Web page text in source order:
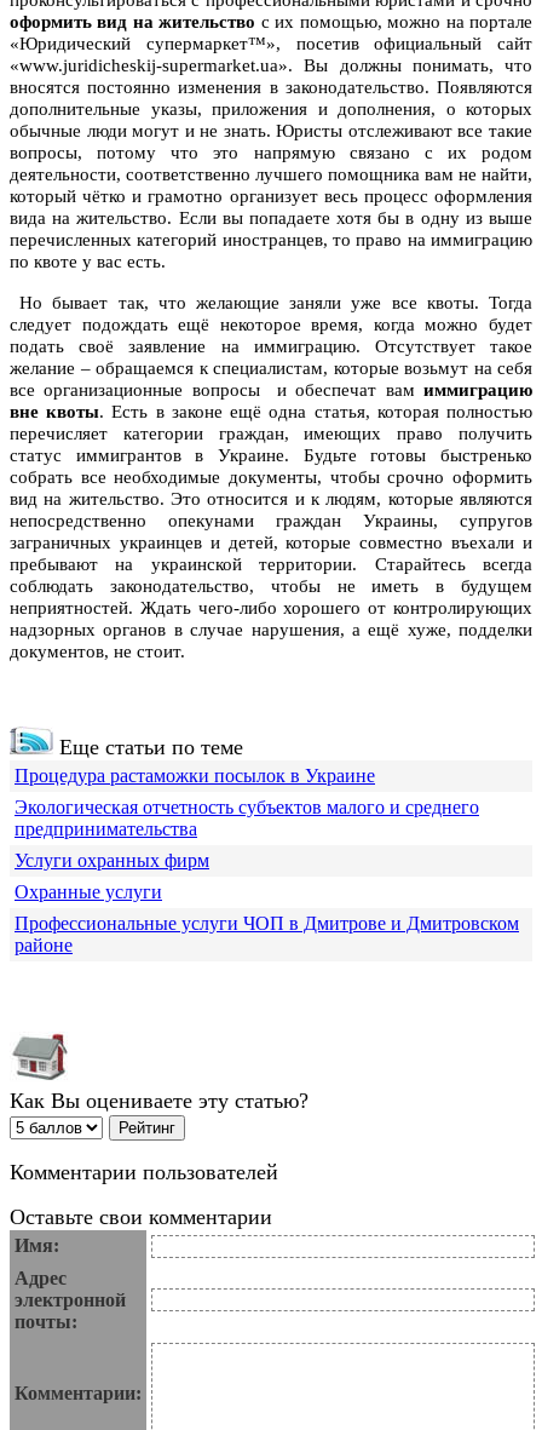
оформить вид на жительство с их помощью, можно на портале
«Юридический супермаркет™», посетив официальный сайт
«www.juridicheskij-supermarket.ua». Вы должны понимать, что
вносятся постоянно изменения в законодательство. Появляются
дополнительные указы, приложения и дополнения, о которых
обычные люди могут и не знать. Юристы отслеживают все такие
вопросы, потому что это напрямую связано с их родом
деятельности, соответственно лучшего помощника вам не найти,
который чётко и грамотно организует весь процесс оформления
вида на жительство. Если вы попадаете хотя бы в одну из выше
перечисленных категорий иностранцев, то право на иммиграцию
по квоте у вас есть.
Но бывает так, что желающие заняли уже все квоты. Тогда
следует подождать ещё некоторое время, когда можно будет
подать своё заявление на иммиграцию. Отсутствует такое
желание – обращаемся к специалистам, которые возьмут на себя
все организационные вопросы и обеспечат вам иммиграцию
вне квоты. Есть в законе ещё одна статья, которая полностью
перечисляет категории граждан, имеющих право получить
статус иммигрантов в Украине. Будьте готовы быстренько
собрать все необходимые документы, чтобы срочно оформить
вид на жительство. Это относится и к людям, которые являются
непосредственно опекунами граждан Украины, супругов
заграничных украинцев и детей, которые совместно въехали и
пребывают на украинской территории. Старайтесь всегда
соблюдать законодательство, чтобы не иметь в будущем
неприятностей. Ждать чего-либо хорошего от контролирующих
надзорных органов в случае нарушения, а ещё хуже, подделки
документов, не стоит.
Еще статьи по теме
Процедура растаможки посылок в Украине
Экологическая отчетность субъектов малого и среднего
предпринимательства
Услуги охранных фирм
Охранные услуги
Профессиональные услуги ЧОП в Дмитрове и Дмитровском
районе
Как Вы оцениваете эту статью?
Комментарии пользователей
Оставьте свои комментарии
Имя:
Адрес
электронной
почты:
Комментарии: